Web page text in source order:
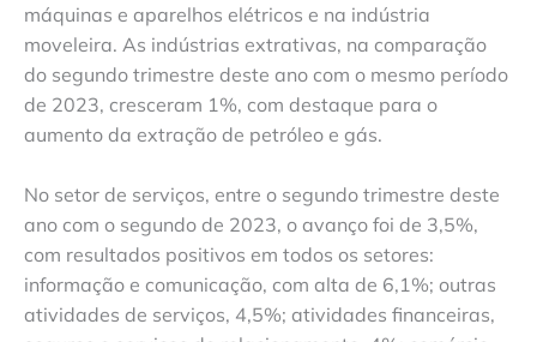
máquinas e aparelhos elétricos e na indústria
moveleira. As indústrias extrativas, na comparação
do segundo trimestre deste ano com o mesmo período
de 2023, cresceram 1%, com destaque para o
aumento da extração de petróleo e gás.
No setor de serviços, entre o segundo trimestre deste
ano com o segundo de 2023, o avanço foi de 3,5%,
com resultados positivos em todos os setores:
informação e comunicação, com alta de 6,1%; outras
atividades de serviços, 4,5%; atividades financeiras,